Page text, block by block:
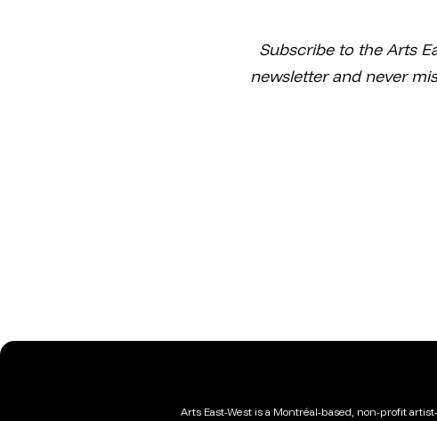
Subscribe to the Arts
newsletter and never
Arts East-West is a Montréal-based, non-profit